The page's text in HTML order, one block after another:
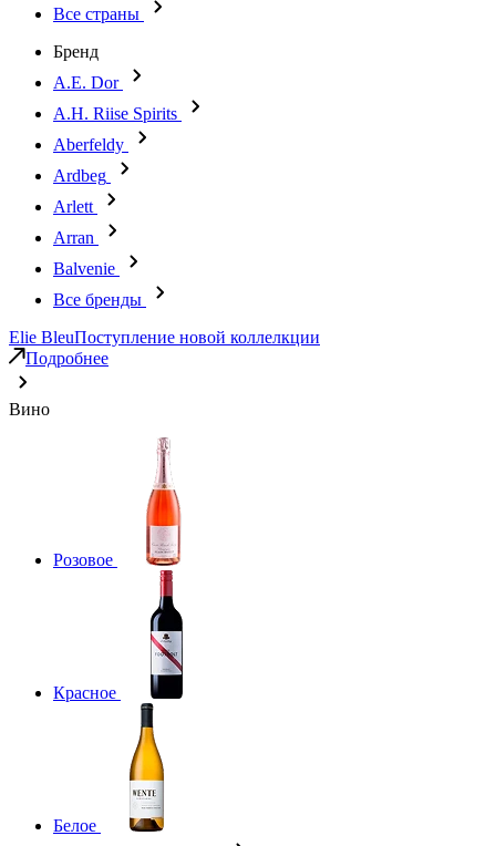
Все страны
Бренд
A.E. Dor
A.H. Riise Spirits
Aberfeldy
Ardbeg
Arlett
Arran
Balvenie
Все бренды
Elie BleuПоступление новой коллелкции
Подробнее
Вино
Розовое
Красное
Белое